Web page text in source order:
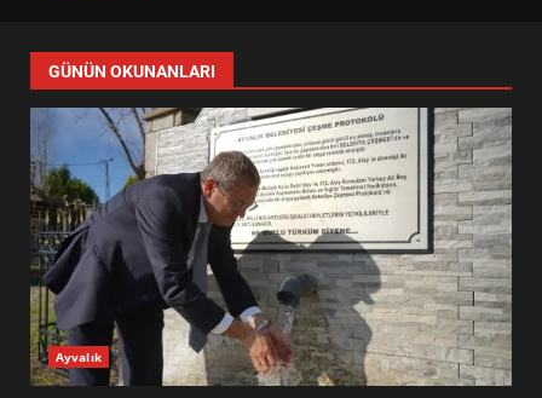
7
YENİ YÖNETİM NASIL
ŞEKİLLENDİ?
1
AYVALIK SU MİRASI İÇİN
HAREKETE GEÇİYOR: GÖZLER
BULUŞMADA
ESA 2026’DA TÜRK BAHARATI
NEYİ TEMSİL ETTİ?
GÜNÜN OKUNANLARI
Ayvalık